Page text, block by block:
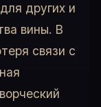
других и
вины. В
связи с